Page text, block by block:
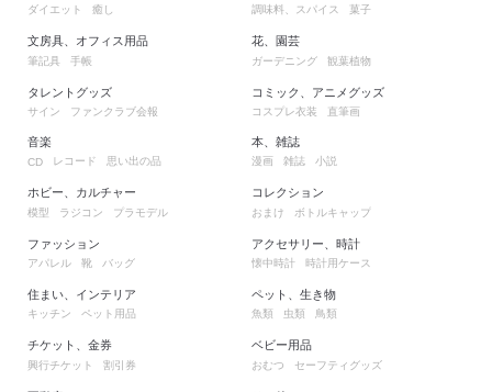
ダイエット 癒し
文房具、オフィス用品
筆記具 手帳
タレントグッズ
サイン ファンクラブ会報
調味料、スパイス 菓子
花、園芸
ガーデニング 観葉植物
コミック、アニメグッズ
コスプレ衣装 直筆画
音楽
CD レコード 思い出の品
ホビー、カルチャー
模型 ラジコン プラモデル
ファッション
アパレル 靴 バッグ
住まい、インテリア
キッチン ペット用品
チケット、金券
興行チケット 割引券
本、雑誌
漫画 雑誌 小説
コレクション
おまけ ボトルキャップ
アクセサリー、時計
懐中時計 時計用ケース
ペット、生き物
魚類 虫類 鳥類
ベビー用品
おむつ セーフティグッズ